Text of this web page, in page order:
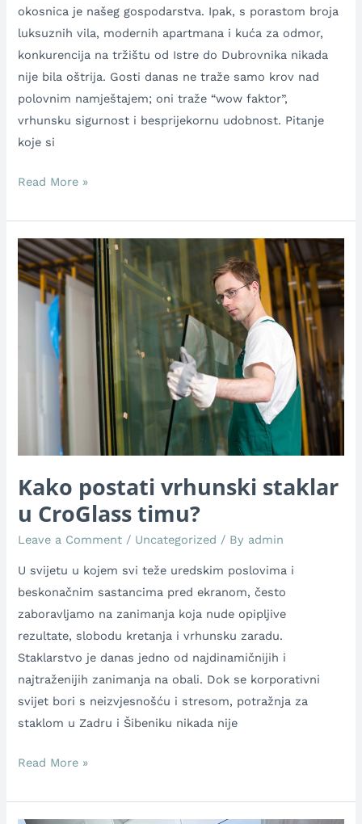
okosnica je našeg gospodarstva. Ipak, s porastom broja
luksuznih vila, modernih apartmana i kuća za odmor,
konkurencija na tržištu od Istre do Dubrovnika nikada
nije bila oštrija. Gosti danas ne traže samo krov nad
polovnim namještajem; oni traže “wow faktor”,
vrhunsku sigurnost i besprijekornu udobnost. Pitanje
koje si
Read More »
Kako postati vrhunski staklar
u CroGlass timu?
Leave a Comment / Uncategorized / By admin
U svijetu u kojem svi teže uredskim poslovima i
beskonačnim sastancima pred ekranom, često
zaboravljamo na zanimanja koja nude opipljive
rezultate, slobodu kretanja i vrhunsku zaradu.
Staklarstvo je danas jedno od najdinamičnijih i
najtraženijih zanimanja na obali. Dok se korporativni
svijet bori s neizvjesnošću i stresom, potražnja za
staklom u Zadru i Šibeniku nikada nije
Kako
postati
vrhunski
staklar
CroGlass
Read More »